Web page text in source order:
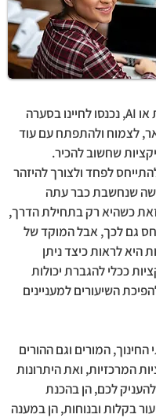
הבינה המלאכותית או AI, נכנסו לחיינו בסערה
לצמוח ולהתפתח עם עוד
שחשוב להכיר.
לפחד ולצורך להיזהר
שנחשבת כבר עתה
כשהיא רק בתחילת הדרך,
גם לכך, אבל המוקד של
3 השעות היא לראות כיצד ניתן
ככלי להגברת יכולות
השיעורים למעניינים
המורים וגם ההורים
המרכזיות, ואת היתרונות
לכם, הן בהכנת
בקלות ובנוחות, הן במענה